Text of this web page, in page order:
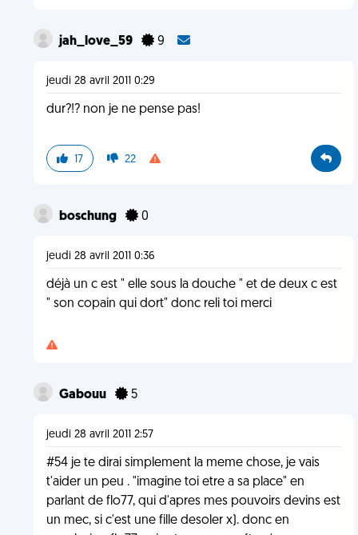
jah_love_59 9
jeudi 28 avril 2011 0:29
dur?!? non je ne pense pas!
17 22
boschung 0
jeudi 28 avril 2011 0:36
déjà un c est " elle sous la douche " et de deux c est
" son copain qui dort" donc reli toi merci
Gabouu 5
jeudi 28 avril 2011 2:57
#54 je te dirai simplement la meme chose, je vais
t'aider un peu . "imagine toi etre a sa place" en
parlant de flo77, qui d'apres mes pouvoirs devins est
un mec, si c'est une fille desoler x). donc en